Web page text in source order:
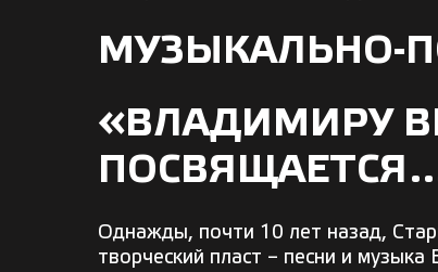
МУЗЫКАЛЬНО-
«ВЛАДИМИРУ
Однажды, почти 10 лет назад,
творческий пласт – песни и